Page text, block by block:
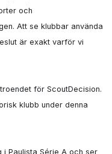
och
Att se klubbar använda
är exakt varför vi
för ScoutDecision.
klubb under denna
Paulista Série A och ser